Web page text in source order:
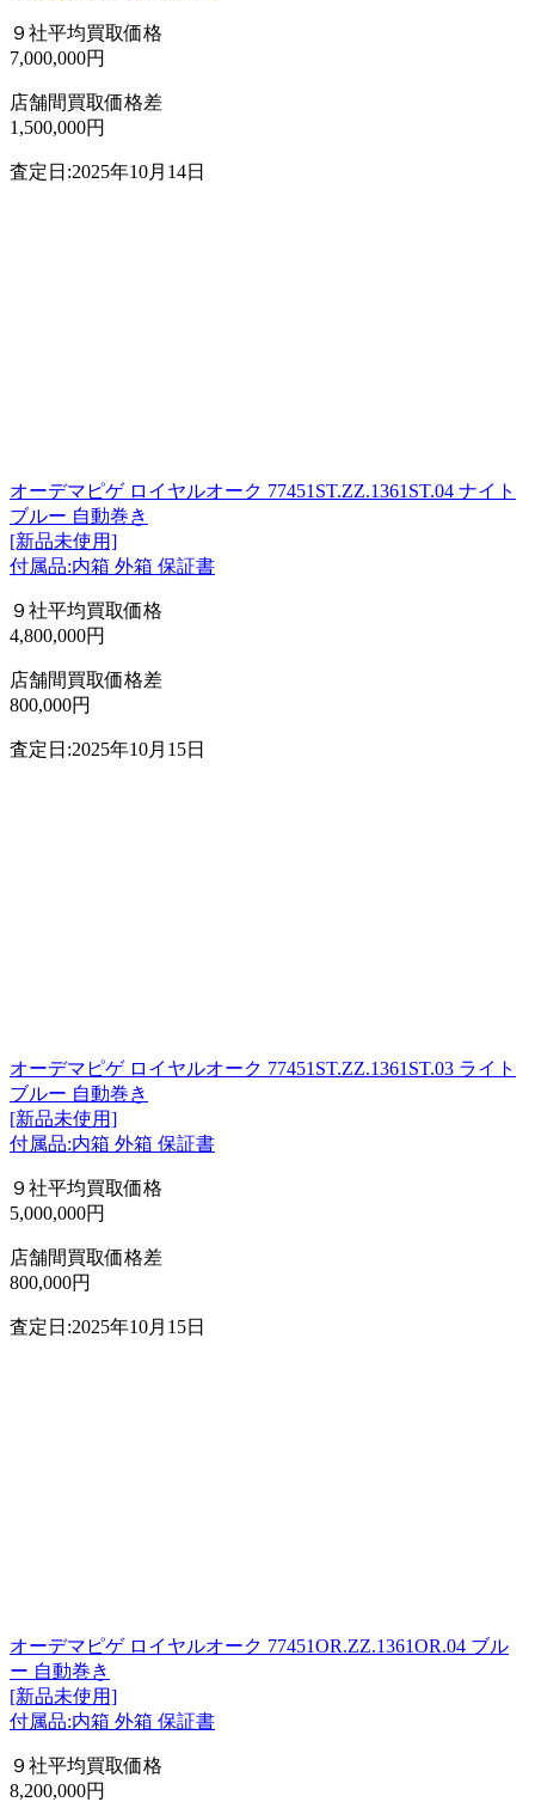
９社平均買取価格
7,000,000円
店舗間買取価格差
1,500,000円
査定日:2025年10月14日
オーデマピゲ ロイヤルオーク 77451ST.ZZ.1361ST.04 ナイト
ブルー 自動巻き
[新品未使用]
付属品:内箱 外箱 保証書
９社平均買取価格
4,800,000円
店舗間買取価格差
800,000円
査定日:2025年10月15日
オーデマピゲ ロイヤルオーク 77451ST.ZZ.1361ST.03 ライト
ブルー 自動巻き
[新品未使用]
付属品:内箱 外箱 保証書
９社平均買取価格
5,000,000円
店舗間買取価格差
800,000円
査定日:2025年10月15日
オーデマピゲ ロイヤルオーク 77451OR.ZZ.1361OR.04 ブル
ー 自動巻き
[新品未使用]
付属品:内箱 外箱 保証書
９社平均買取価格
8,200,000円